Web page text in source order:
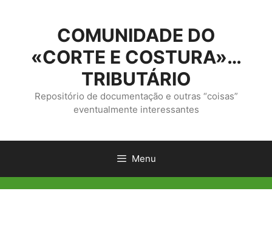
conteúdo
COMUNIDADE DO
«CORTE E COSTURA»…
TRIBUTÁRIO
Repositório de documentação e outras “coisas”
eventualmente interessantes
Menu